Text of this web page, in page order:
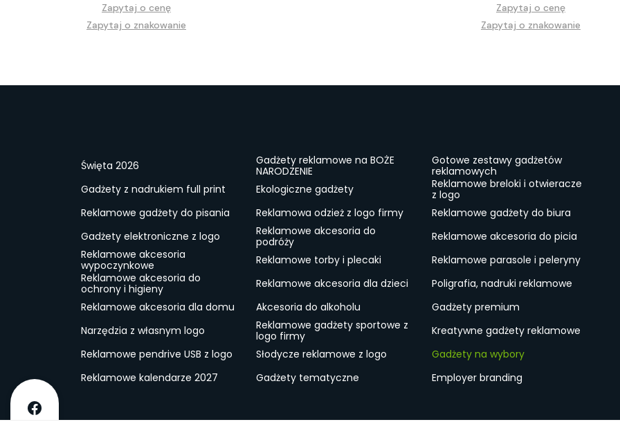
Zapytaj o cenę
Zapytaj o znakowanie
Zapytaj o cenę
Zapytaj o znakowanie
Święta 2026
Gadżety reklamowe na BOŻE
NARODZENIE
Gotowe zestawy gadżetów
reklamowych
Gadżety z nadrukiem full print
Ekologiczne gadżety
Reklamowe breloki i otwieracze
z logo
Reklamowe gadżety do pisania
Reklamowa odzież z logo firmy
Reklamowe gadżety do biura
Gadżety elektroniczne z logo
Reklamowe akcesoria do
podróży
Reklamowe akcesoria do picia
Reklamowe akcesoria
wypoczynkowe
Reklamowe torby i plecaki
Reklamowe parasole i peleryny
Reklamowe akcesoria do
ochrony i higieny
Reklamowe akcesoria dla dzieci
Poligrafia, nadruki reklamowe
Reklamowe akcesoria dla domu
Akcesoria do alkoholu
Gadżety premium
Narzędzia z własnym logo
Reklamowe gadżety sportowe z
logo firmy
Kreatywne gadżety reklamowe
Reklamowe pendrive USB z logo
Słodycze reklamowe z logo
Gadżety na wybory
Reklamowe kalendarze 2027
Gadżety tematyczne Employer branding